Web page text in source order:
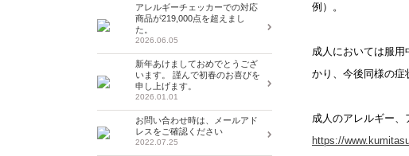
例）。
成人においては服
かり、今後同様の症
成人のアレルギー
https://
アレルギーチェッカーでの対応
商品が219,000点を超えまし
た。
2026.06.05
新年あけましておめでとうござ
います。 謹んで初春のお喜びを
申し上げます。
2026.01.01
お問い合わせ時は、メールアド
レスをご確認ください
2022.07.25